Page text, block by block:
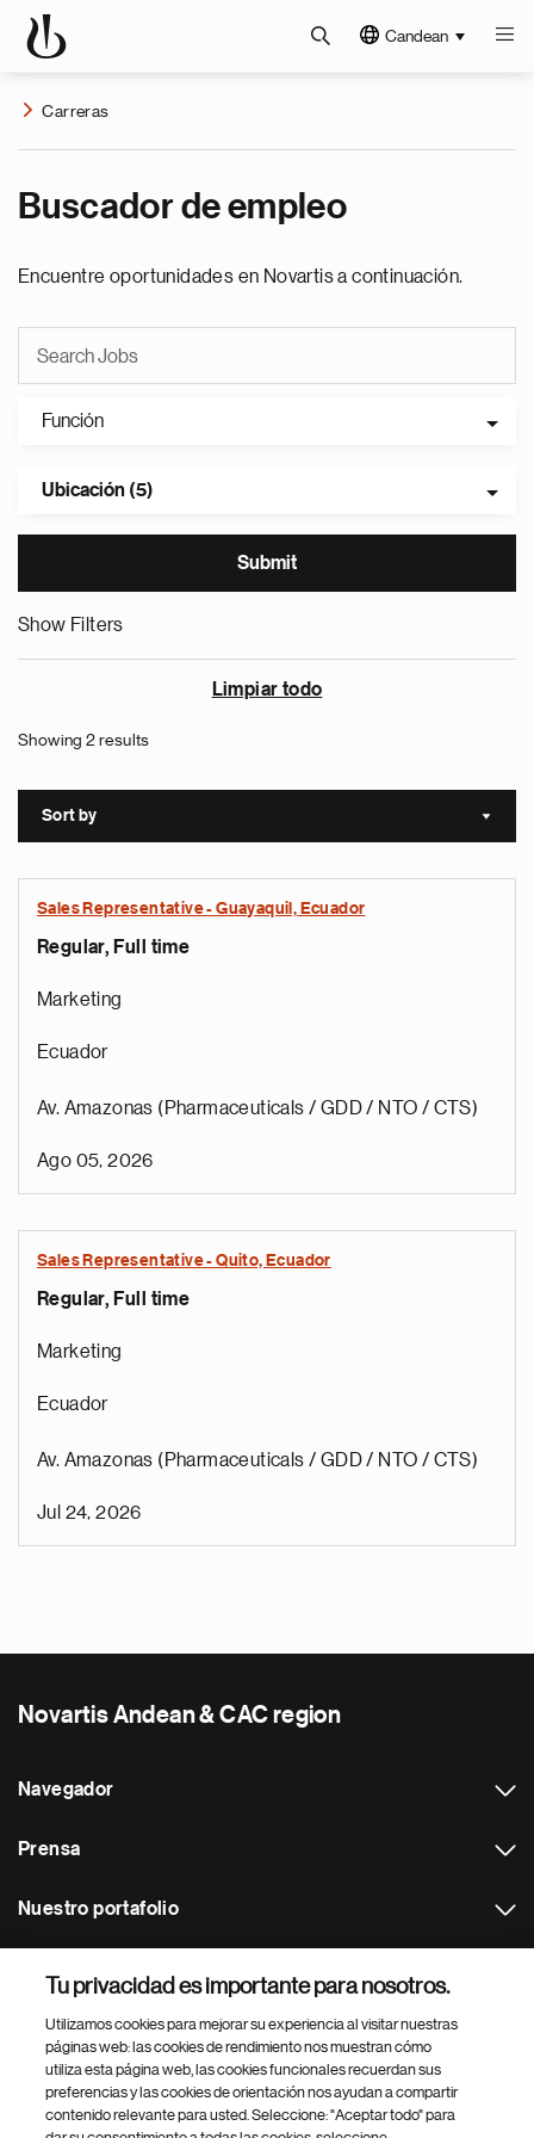
Candean
Carreras
Buscador de empleo
Encuentre oportunidades en Novartis a continuación.
Función
Ubicación (5)
Show Filters
Limpiar todo
Showing 2 results
Sort by Sort
Sales Representative - Guayaquil, Ecuador
Regular, Full time
Marketing
Ecuador
Av. Amazonas (Pharmaceuticals / GDD / NTO / CTS)
Ago 05, 2026
Sales Representative - Quito, Ecuador
Regular, Full time
Marketing
Ecuador
Av. Amazonas (Pharmaceuticals / GDD / NTO / CTS)
Jul 24, 2026
Novartis Andean & CAC region
Navegador
Prensa
Nuestro portafolio
Footer Site Search
Tu privacidad es importante para nosotros.
Utilizamos cookies para mejorar su experiencia al visitar nuestras
páginas web: las cookies de rendimiento nos muestran cómo
utiliza esta página web, las cookies funcionales recuerdan sus
preferencias y las cookies de orientación nos ayudan a compartir
contenido relevante para usted. Seleccione: "Aceptar todo" para